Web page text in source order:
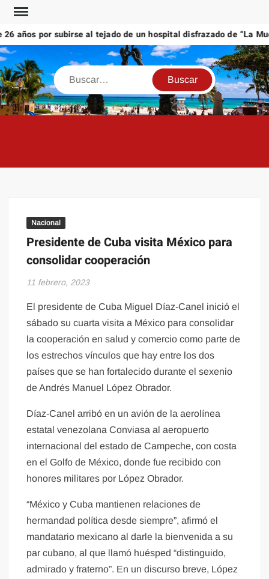
Saltar
contenidopor subirse al tejado de un hospital disfrazado de “La
Buscar
Nacional
Presidente de Cuba visita México para
consolidar cooperación
11 febrero, 2023
El presidente de Cuba Miguel Díaz-Canel inició el
sábado su cuarta visita a México para consolidar
la cooperación en salud y comercio como parte de
los estrechos vínculos que hay entre los dos
países que se han fortalecido durante el sexenio
de Andrés Manuel López Obrador.
Díaz-Canel arribó en un avión de la aerolínea
estatal venezolana Conviasa al aeropuerto
internacional del estado de Campeche, con costa
en el Golfo de México, donde fue recibido con
honores militares por López Obrador.
“México y Cuba mantienen relaciones de
hermandad política desde siempre”, afirmó el
mandatario mexicano al darle la bienvenida a su
par cubano, al que llamó huésped “distinguido,
admirado y fraterno”. En un discurso breve, López